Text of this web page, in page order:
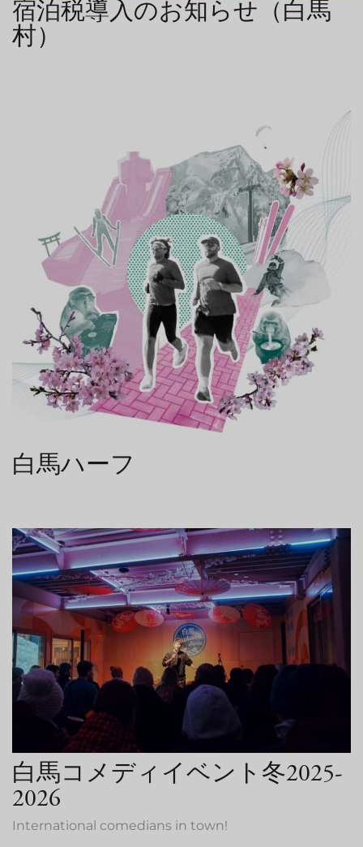
宿泊税導入のお知らせ（白馬
村）
白馬ハーフ
白馬コメディイベント冬2025-
2026
International comedians in town!